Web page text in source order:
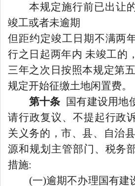
本规定施行前已出让
竣工或者未逾期
但距约定竣工日期不满两
行之日起两年内 未竣工的
三年之次日按照本规定第
规定开始征缴土地闲置费。
第十条
国有建设用地
请行政复议、不提起行政
关义务的，市、县、自治
源和规划主管部门、税务
措施:
(一)逾期不办理国有建